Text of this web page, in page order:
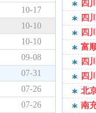
10-17
10-10
10-10
09-08
07-31
07-26
07-26
成
四
成
内
北
四
宜
四
四
四
富
四
四
北
南
重